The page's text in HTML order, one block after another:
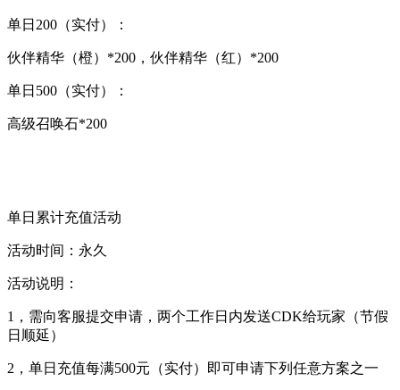
单日200（实付）：
伙伴精华（橙）*200，伙伴精华（红）*200
单日500（实付）：
高级召唤石*200
单日累计充值活动
活动时间：永久
活动说明：
1，需向客服提交申请，两个工作日内发送CDK给玩家（节假
日顺延）
2，单日充值每满500元（实付）即可申请下列任意方案之一